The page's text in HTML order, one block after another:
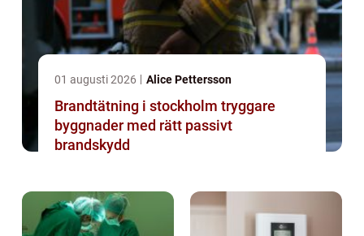
01 augusti 2026 Alice Pettersson
Brandtätning i stockholm tryggare
byggnader med rätt passivt
brandskydd